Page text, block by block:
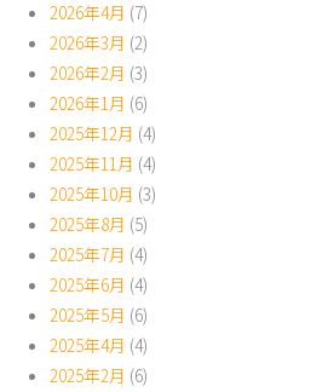
2026年4月 (7)
2026年3月 (2)
2026年2月 (3)
2026年1月 (6)
2025年12月 (4)
2025年11月 (4)
2025年10月 (3)
2025年8月 (5)
2025年7月 (4)
2025年6月 (4)
2025年5月 (6)
2025年4月 (4)
2025年2月 (6)